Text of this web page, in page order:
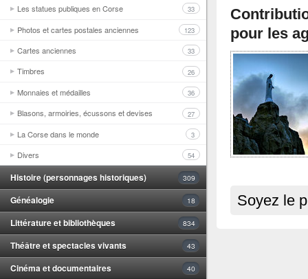
Les statues publiques en Corse 33
Photos et cartes postales anciennes 123
Cartes anciennes 33
Timbres 26
Monnaies et médailles 36
Blasons, armoiries, écussons et devises 27
La Corse dans le monde 3
Divers 54
Histoire (personnages historiques) 309
Généalogie 18
Littérature et bibliothèques 834
Théâtre et spectacles vivants 43
Cinéma et documentaires 40
pour les
Soyez le